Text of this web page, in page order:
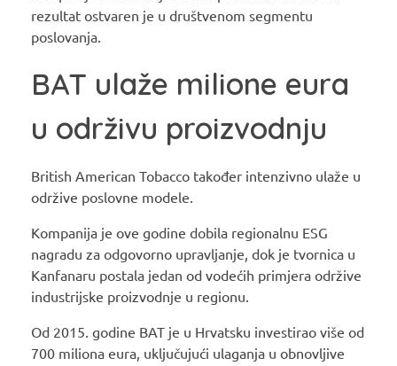
rezultat ostvaren je u društvenom segmentu
poslovanja.
BAT ulaže milione eura
u održivu proizvodnju
British American Tobacco također intenzivno ulaže u
održive poslovne modele.
Kompanija je ove godine dobila regionalnu ESG
nagradu za odgovorno upravljanje, dok je tvornica u
Kanfanaru postala jedan od vodećih primjera održive
industrijske proizvodnje u regionu.
Od 2015. godine BAT je u Hrvatsku investirao više od
700 miliona eura, uključujući ulaganja u obnovljive